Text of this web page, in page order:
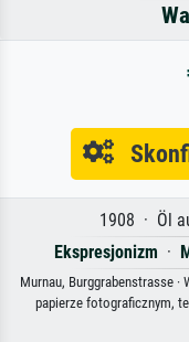
1908 · Öl
Ekspresjonizm ·
Murnau, Burggrabenstrasse ·
papierze fotograficznym,